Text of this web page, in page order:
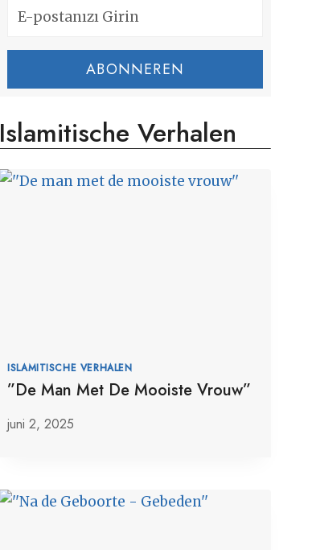
ABONNEREN
Islamitische Verhalen
ISLAMITISCHE VERHALEN
”De Man Met De Mooiste Vrouw”
juni 2, 2025